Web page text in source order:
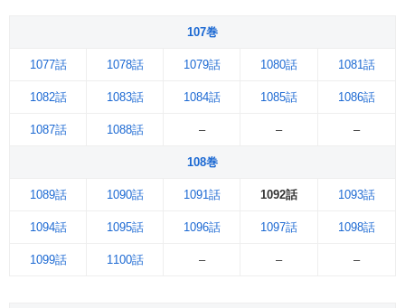
107巻
1077話 1078話 1079話 1080話 1081話
1082話 1083話 1084話 1085話 1086話
1087話 1088話 – – –
108巻
1089話 1090話 1091話 1092話 1093話
1094話 1095話 1096話 1097話 1098話
1099話 1100話 – – –